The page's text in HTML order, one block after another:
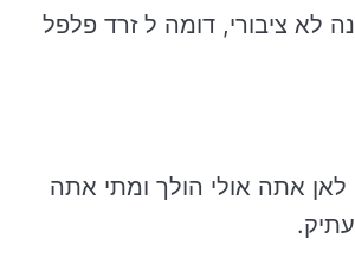
לא ציבורי, דומה ל זרד פלפל
לאן אתה אולי הולך ומתי אתה